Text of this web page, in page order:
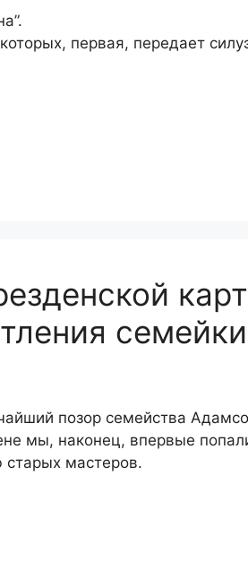
первая, передает
позор семейства
мы, наконец, впервые
старых мастеров.